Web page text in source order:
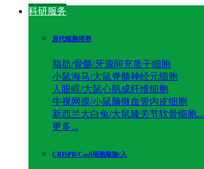
科研服务
原代细胞培养
脂肪/骨髓/牙源间充质干细胞
小鼠海马/大鼠脊髓神经元细胞
人眼眶/大鼠心肌成纤维细胞
牛视网膜/小鼠脑微血管内皮细胞
新西兰大白兔/大鼠膝关节软骨细胞...
更多...
CRISPR/Cas9细胞敲除/入